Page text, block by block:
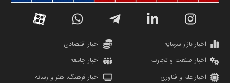
دانشگاه سئوی ایران
مریم حاج نوروز نظری
اخبار بازار سرمایه
اخبار اقتصادی
اخبار صنعت و تجارت
اخبار جامعه
اخبار علم و فناوری
اخبار فرهنگ، هنر و رسانه